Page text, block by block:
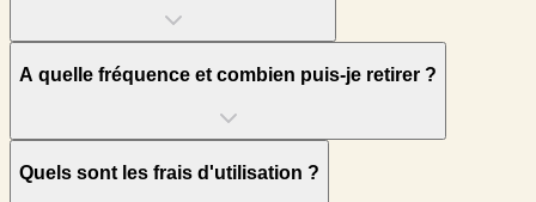
A quelle fréquence et combien puis-je retirer ?
Quels sont les frais d'utilisation ?